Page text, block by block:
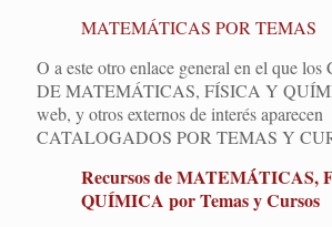
MATEMÁTICAS POR TEMAS
O a este otro enlace general en el que
DE MATEMÁTICAS, FÍSICA Y
web, y otros externos de interés aparecen
CATALOGADOS POR TEMAS Y
Recursos de MATEMÁTICAS,
QUÍMICA por Temas y Cursos